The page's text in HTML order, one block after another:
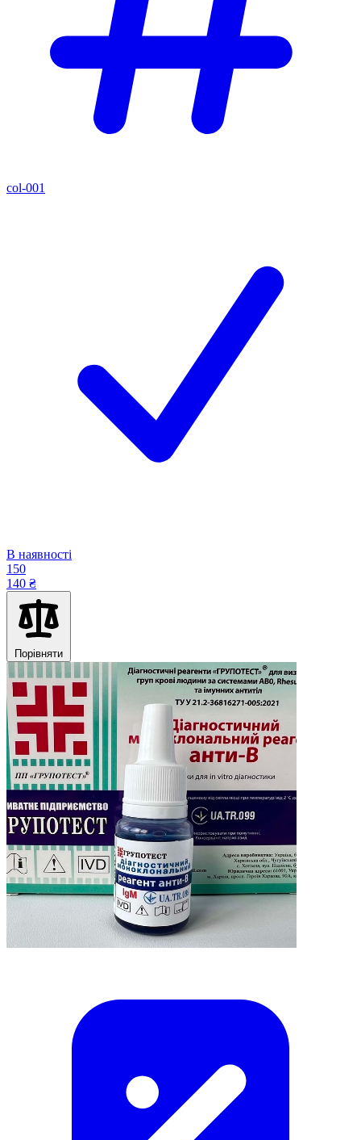
col-001
В наявності
150
140 ₴
Порівняти